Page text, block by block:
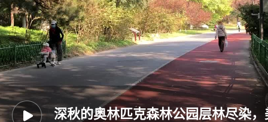
深秋的奥林匹克森林公园层林尽染